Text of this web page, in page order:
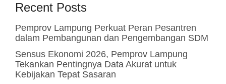
Recent Posts
Pemprov Lampung Perkuat Peran Pesantren
dalam Pembangunan dan Pengembangan SDM
Sensus Ekonomi 2026, Pemprov Lampung
Tekankan Pentingnya Data Akurat untuk
Kebijakan Tepat Sasaran